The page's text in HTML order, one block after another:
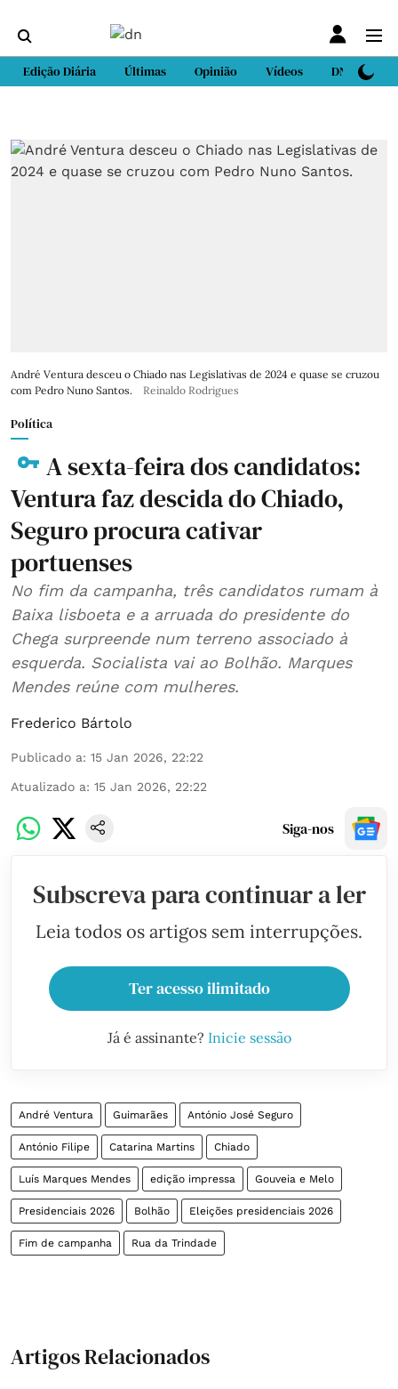
Edição Diária Últimas Opinião Vídeos DN Sport
André Ventura desceu o Chiado nas Legislativas de 2024 e quase se cruzou
com Pedro Nuno Santos.
Reinaldo Rodrigues
Política
A sexta-feira dos candidatos:
Ventura faz descida do Chiado,
Seguro procura cativar
portuenses
No fim da campanha, três candidatos rumam à
Baixa lisboeta e a arruada do presidente do
Chega surpreende num terreno associado à
esquerda. Socialista vai ao Bolhão. Marques
Mendes reúne com mulheres.
Frederico Bártolo
Publicado a: 15 Jan 2026, 22:22
Atualizado a: 15 Jan 2026, 22:22
Siga-nos
Subscreva para continuar a ler
Leia todos os artigos sem interrupções.
Ter acesso ilimitado
Já é assinante? Inicie sessão
André Ventura Guimarães António José Seguro
António Filipe Catarina Martins Chiado
Luís Marques Mendes edição impressa Gouveia e Melo
Presidenciais 2026 Bolhão Eleições presidenciais 2026
Fim de campanha Rua da Trindade
Artigos Relacionados